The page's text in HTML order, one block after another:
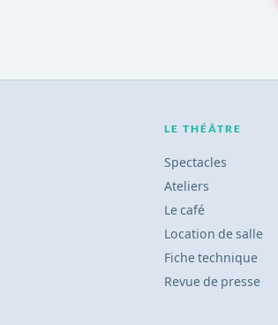
LE THÉÂTRE
Spectacles
Ateliers
Le café
Location de salle
Fiche technique
Revue de presse